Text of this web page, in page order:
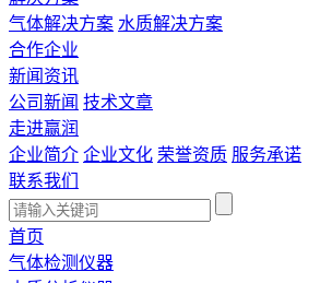
气体解决方案 水质解决方案
合作企业
新闻资讯
公司新闻 技术文章
走进赢润
企业简介 企业文化 荣誉资质 服务承诺
联系我们
首页
气体检测仪器